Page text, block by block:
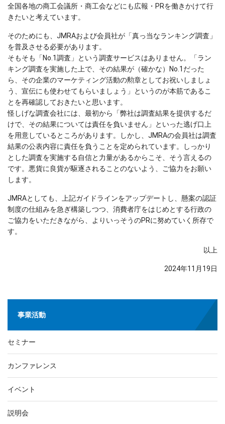
全国各地の商工会議所・商工会などにも広報・PRを働きかけて行
きたいと考えています。
そのためにも、JMRAおよび会員社が「真っ当なランキング調査」
を普及させる必要があります。
そもそも「No.1調査」という調査サービスはありません。「ラン
キング調査を実施した上で、その結果が（確かな）No.1だった
ら、その企業のマーケティング活動の勲章としてお祝いしましょ
う、宣伝にも使わせてもらいましょう」というのが本筋であるこ
とを再確認しておきたいと思います。
怪しげな調査会社には、最初から「弊社は調査結果を提供するだ
けで、その結果については責任を負いません」といった逃げ口上
を用意しているところがあります。しかし、JMRAの会員社は調査
結果の公表内容に責任を負うことを定められています。しっかり
とした調査を実施する自信と力量があるからこそ、そう言えるの
です。悪貨に良貨が駆逐されることのないよう、ご協力をお願い
します。
JMRAとしても、上記ガイドラインをアップデートし、懸案の認証
制度の仕組みを急ぎ構築しつつ、消費者庁をはじめとする行政の
ご協力をいただきながら、よりいっそうのPRに努めていく所存で
す。
以上
2024年11月19日
事業活動
セミナー
カンファレンス
イベント
説明会